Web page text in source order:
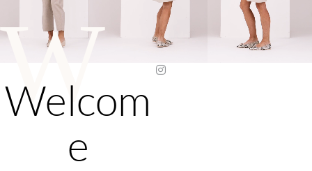
W
Welcom
e